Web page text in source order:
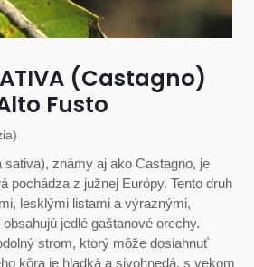
(Castagno)
Fusto
sativa), známy aj ako Castagno, je
pochádza z južnej Európy. Tento druh
lesklými listami a výraznými,
jedlé gaštanové orechy.
strom, ktorý môže dosiahnuť
kôra je hladká a sivohnedá, s vekom